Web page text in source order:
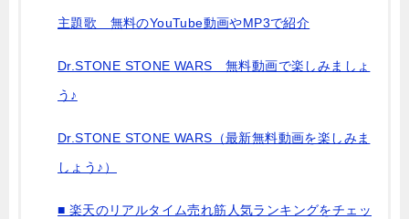
主題歌 無料のYouTube動画やMP3で紹介
Dr.STONE STONE WARS 無料動画で楽しみましょ
う♪
Dr.STONE STONE WARS（最新無料動画を楽しみま
しょう♪）
■ 楽天のリアルタイム売れ筋人気ランキングをチェッ